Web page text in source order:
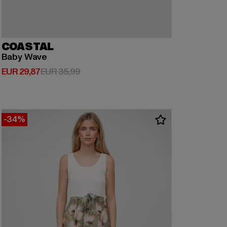
COASTAL
Baby Wave
EUR 29,87
Derzeitiger Preis: EUR 29,87
EUR 35,99Aktionspreis: EUR 35,99
-34%